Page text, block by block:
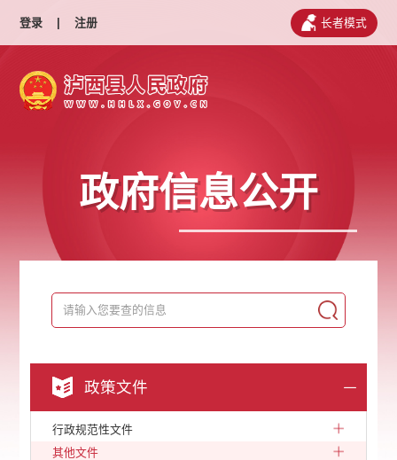
登录 | 注册 长者模式
政府信息公开
政策文件
行政规范性文件
其他文件